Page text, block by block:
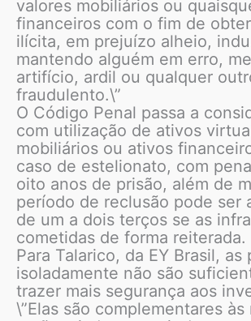
valores mobiliários ou
financeiros com o fim de
ilícita, em prejuízo alheio,
mantendo alguém em erro,
artifício, ardil ou qualquer
fraudulento.\”
O Código Penal passa a
com utilização de ativos
mobiliários ou ativos
caso de estelionato, com
oito anos de prisão, além de
período de reclusão pode ser
de um a dois terços se as
cometidas de forma reiterada.
Para Talarico, da EY Brasil, as
isoladamente não são
trazer mais segurança aos
\”Elas são complementares às